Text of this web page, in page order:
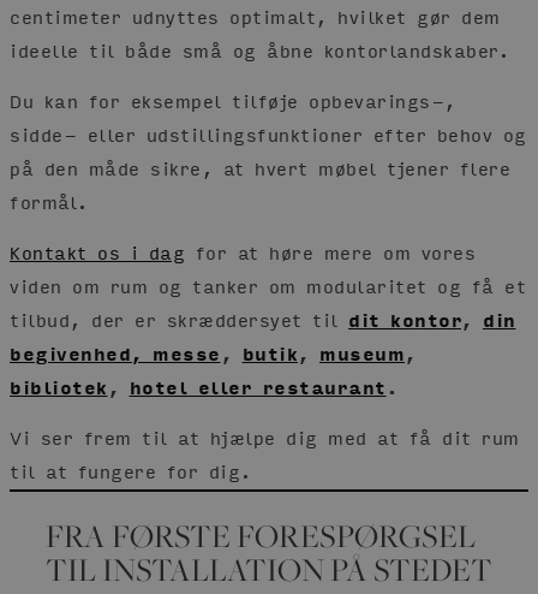
centimeter udnyttes optimalt, hvilket gør dem
ideelle til både små og åbne kontorlandskaber.
Du kan for eksempel tilføje opbevarings-,
sidde- eller udstillingsfunktioner efter behov og
på den måde sikre, at hvert møbel tjener flere
formål.
Kontakt os i dag for at høre mere om vores
viden om rum og tanker om modularitet og få et
tilbud, der er skræddersyet til dit kontor, din
begivenhed, messe, butik, museum,
bibliotek, hotel eller restaurant.
Vi ser frem til at hjælpe dig med at få dit rum
til at fungere for dig.
FRA FØRSTE FORESPØRGSEL
TIL INSTALLATION PÅ STEDET